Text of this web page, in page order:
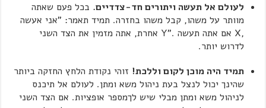
לעולם אל תעשה ויתורים חד-צדדיים. בכל פעם שאתה
מוותר על משהו, קבל משהו בחזרה. תמיד תאמר: "אני אעשה
,X אם אתה תעשה ."Y אחרת, אתה מזמין את הצד השני
לדרוש יותר.
תמיד היה מוכן לקום וללכת! זוהי נקודת הלחץ החזקה ביותר
שהינך יכול לנצל בעת ניהול משא ומתן. לעולם אל תיכנס
לניהול משא ומתן מבלי שיש לךמספר אופציות. אם הצד השני